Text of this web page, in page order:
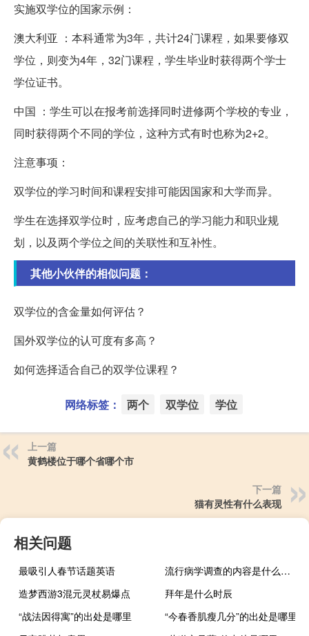
实施双学位的国家示例：
澳大利亚 ：本科通常为3年，共计24门课程，如果要修双
学位，则变为4年，32门课程，学生毕业时获得两个学士
学位证书。
中国 ：学生可以在报考前选择同时进修两个学校的专业，
同时获得两个不同的学位，这种方式有时也称为2+2。
注意事项：
双学位的学习时间和课程安排可能因国家和大学而异。
学生在选择双学位时，应考虑自己的学习能力和职业规
划，以及两个学位之间的关联性和互补性。
其他小伙伴的相似问题：
双学位的含金量如何评估？
国外双学位的认可度有多高？
如何选择适合自己的双学位课程？
网络标签： 两个 双学位 学位
上一篇
黄鹤楼位于哪个省哪个市
下一篇
猫有灵性有什么表现
相关问题
最吸引人春节话题英语
流行病学调查的内容是什么（流行病学调查的内容）
造梦西游3混元灵杖易爆点
拜年是什么时辰
“战法因得寓”的出处是哪里
“今春香肌瘦几分”的出处是哪里